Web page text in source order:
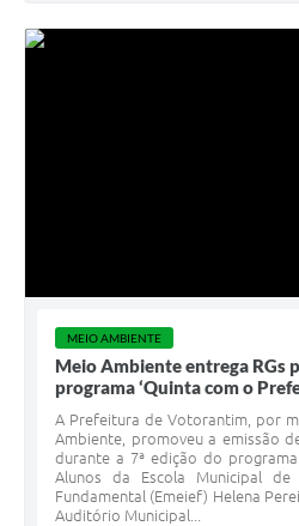
MEIO AMBIENTE
Meio Ambiente entrega RGs
programa ‘Quinta com o
A Prefeitura de Votorantim, por
Ambiente, promoveu a emissão
durante a 7ª edição do
Alunos da Escola Municipal
Fundamental (Emeief) Helena
Auditório Municipal...